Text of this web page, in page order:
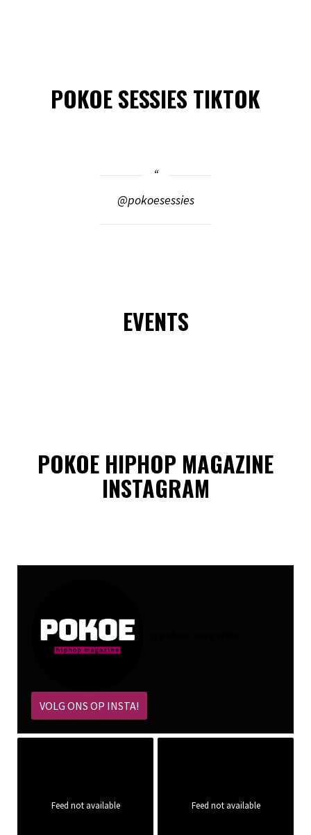
POKOE SESSIES TIKTOK
@pokoesessies
EVENTS
POKOE HIPHOP MAGAZINE
INSTAGRAM
VOLG ONS OP INSTA!
Feed not available Feed not available